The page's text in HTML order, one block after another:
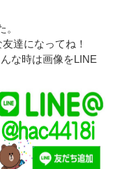
達になってね！
な時は画像をLINE